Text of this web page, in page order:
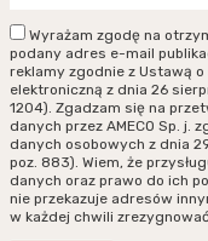
Wyrażam zgodę na
podany adres e-mail
reklamy zgodnie z Ustawą
elektroniczną z dnia 26
1204). Zgadzam się na
danych przez AMECO Sp. j.
danych osobowych z dnia
poz. 883). Wiem, że
danych oraz prawo do ich
nie przekazuje adresów
w każdej chwili